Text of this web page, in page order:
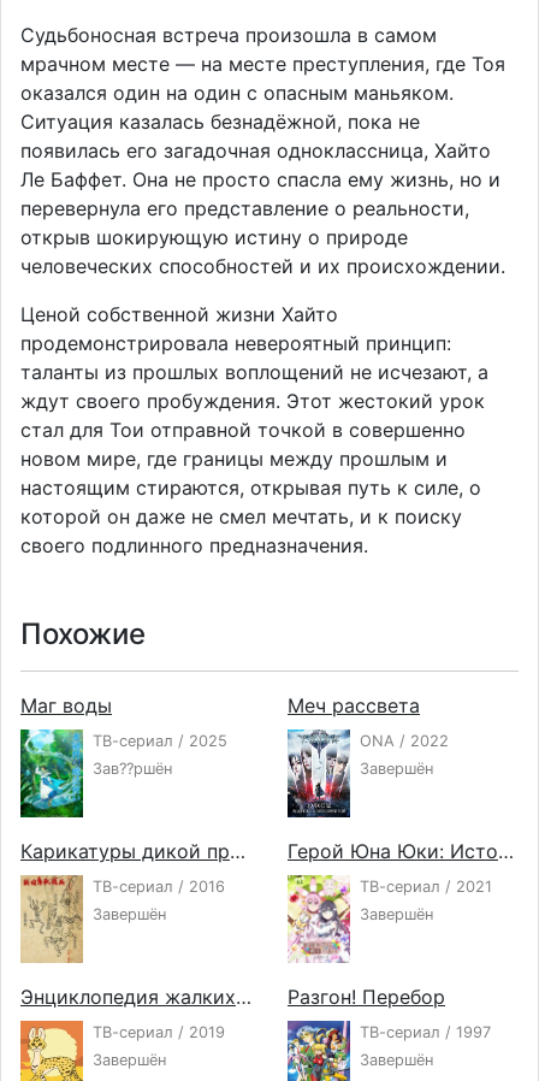
Судьбоносная встреча произошла в самом
мрачном месте — на месте преступления, где Тоя
оказался один на один с опасным маньяком.
Ситуация казалась безнадёжной, пока не
появилась его загадочная одноклассница, Хайто
Ле Баффет. Она не просто спасла ему жизнь, но и
перевернула его представление о реальности,
открыв шокирующую истину о природе
человеческих способностей и их происхождении.
Ценой собственной жизни Хайто
продемонстрировала невероятный принцип:
таланты из прошлых воплощений не исчезают, а
ждут своего пробуждения. Этот жестокий урок
стал для Тои отправной точкой в совершенно
новом мире, где границы между прошлым и
настоящим стираются, открывая путь к силе, о
которой он даже не смел мечтать, и к поиску
своего подлинного предназначения.
Похожие
Маг воды
ТВ-сериал / 2025
Зав??ршён
Меч рассвета
ONA / 2022
Завершён
Карикатуры дикой природы Сэнгоку
ТВ-сериал / 2016
Завершён
Герой Юна Юки: История полного цветения
ТВ-сериал / 2021
Завершён
Энциклопедия жалких созданий 2
ТВ-сериал / 2019
Завершён
Разгон! Перебор
ТВ-сериал / 1997
Завершён